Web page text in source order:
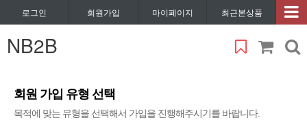
로그인 회원가입 마이페이지 최근본상품
NB2B
회원 가입 유형 선택
목적에 맞는 유형을 선택해서 가입을 진행해주시기를 바랍니다.